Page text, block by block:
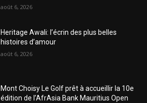
août 6, 2026
Heritage Awali: l’écrin des plus belles
histoires d’amour
août 6, 2026
Mont Choisy Le Golf prêt à accueillir la 10e
édition de l’AfrAsia Bank Mauritius Open